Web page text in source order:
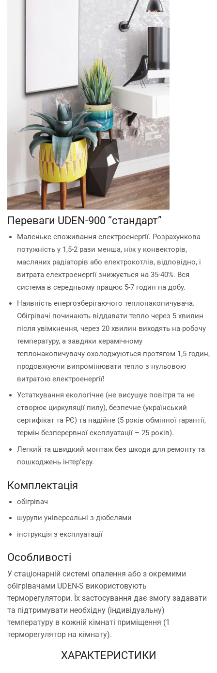
Переваги UDEN-900 “стандарт”
Маленьке споживання електроенергії. Розрахункова
потужність у 1,5-2 рази менша, ніж у конвекторів,
масляних радіаторів або електрокотлів, відповідно, і
витрата електроенергії знижується на 35-40%. Вся
система в середньому працює 5-7 годин на добу.
Наявність енергозберігаючого теплонакопичувача.
Обігрівачі починають віддавати тепло через 5 хвилин
після увімкнення, через 20 хвилин виходять на робочу
температуру, а завдяки керамічному
теплонакопичувачу охолоджуються протягом 1,5 годин,
продовжуючи випромінювати тепло з нульовою
витратою електроенергії!
Устаткування екологічне (не висушує повітря та не
створює циркуляції пилу), безпечне (український
сертифікат та РЄ) та надійне (5 років обмінної гарантії,
термін безперервної експлуатації – 25 років).
Легкий та швидкий монтаж без шкоди для ремонту та
пошкоджень інтер’єру.
Комплектація
обігрівач
шурупи універсальні з дюбелями
інструкція з експлуатації
Особливості
У стаціонарній системі опалення або з окремими
обігрівачами UDEN-S використовують
терморегулятори. Їх застосування дає змогу задавати
та підтримувати необхідну (індивідуальну)
температуру в кожній кімнаті приміщення (1
терморегулятор на кімнату).
ХАРАКТЕРИСТИКИ